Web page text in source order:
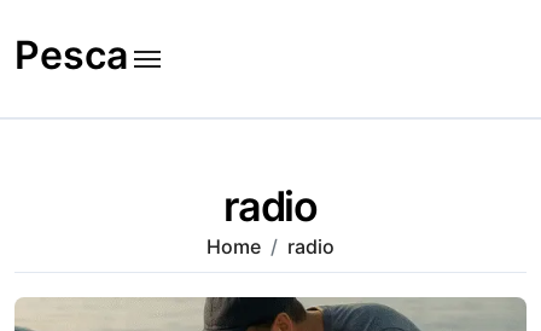
to
content
Pesca
radio
Home radio